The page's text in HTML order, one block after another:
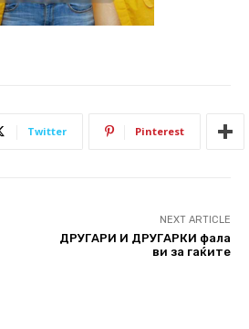
Twitter Pinterest
NEXT ARTICLE
ДРУГАРИ И ДРУГАРКИ фала
ви за гаќите